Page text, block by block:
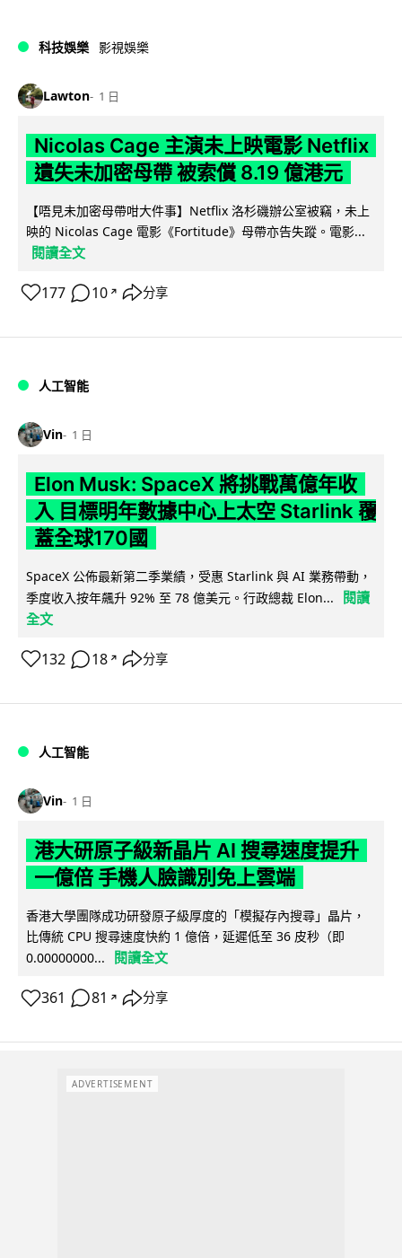
科技娛樂 影視娛樂
Lawton 1 日
Nicolas Cage 主演未上映電影 Netflix
遺失未加密母帶 被索償 8.19 億港元
【唔見未加密母帶咁大件事】Netflix 洛杉磯辦公室被竊，未上
映的 Nicolas Cage 電影《Fortitude》母帶亦告失蹤。電影...
閱讀全文
177 10 ↗ 分享
人工智能
Vin 1 日
Elon Musk: SpaceX 將挑戰萬億年收
入 目標明年數據中心上太空 Starlink 覆
蓋全球170國
SpaceX 公佈最新第二季業績，受惠 Starlink 與 AI 業務帶動，
季度收入按年飆升 92% 至 78 億美元。行政總裁 Elon...
閱讀
全文
132 18 ↗ 分享
人工智能
Vin 1 日
港大研原子級新晶片 AI 搜尋速度提升
一億倍 手機人臉識別免上雲端
香港大學團隊成功研發原子級厚度的「模擬存內搜尋」晶片，
比傳統 CPU 搜尋速度快約 1 億倍，延遲低至 36 皮秒（即
0.00000000...
閱讀全文
361 81 ↗ 分享
ADVERTISEMENT